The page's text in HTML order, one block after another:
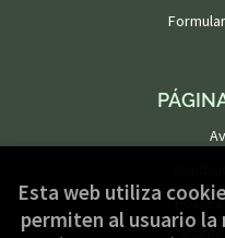
Esta web utiliza
permiten al usuario la